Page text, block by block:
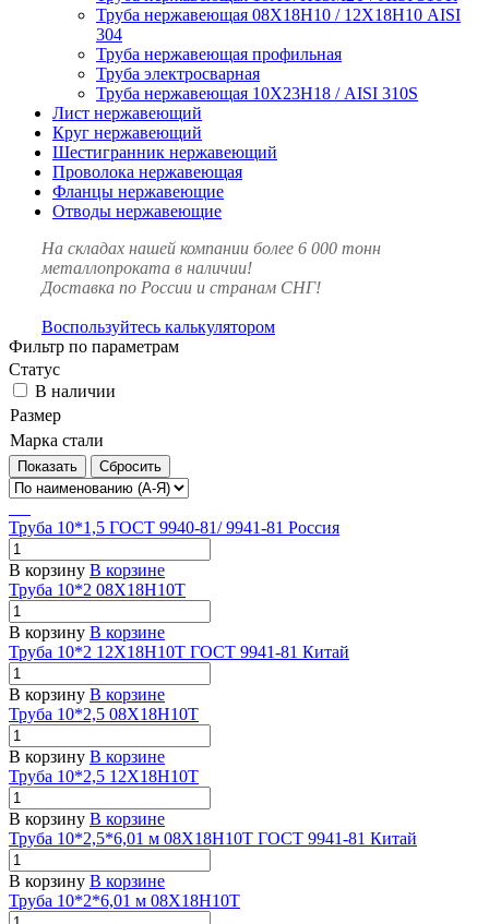
Труба нержавеющая 08Х18Н10 / 12Х18Н10 AISI
304
Труба нержавеющая профильная
Труба электросварная
Труба нержавеющая 10Х23Н18 / AISI 310S
Лист нержавеющий
Круг нержавеющий
Шестигранник нержавеющий
Проволока нержавеющая
Фланцы нержавеющие
Отводы нержавеющие
На складах нашей компании более 6 000 тонн
металлопроката в наличии!
Доставка по России и странам СНГ!
Воспользуйтесь калькулятором
Фильтр по параметрам
Статус
В наличии
Размер
Марка стали
Сбросить
Труба 10*1,5 ГОСТ 9940-81/ 9941-81 Россия
В корзину В корзине
Труба 10*2 08Х18Н10Т
В корзину В корзине
Труба 10*2 12Х18Н10Т ГОСТ 9941-81 Китай
В корзину В корзине
Труба 10*2,5 08Х18Н10Т
В корзину В корзине
Труба 10*2,5 12Х18Н10Т
В корзину В корзине
Труба 10*2,5*6,01 м 08Х18Н10Т ГОСТ 9941-81 Китай
В корзину В корзине
Труба 10*2*6,01 м 08Х18Н10Т